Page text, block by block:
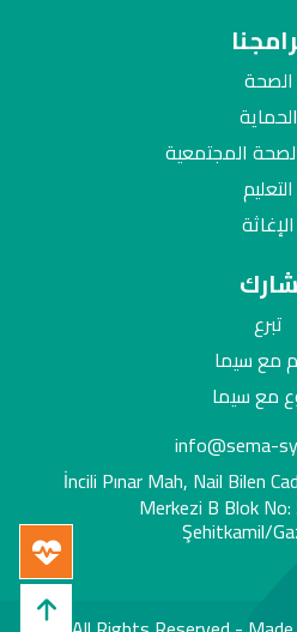
info@sema-
İncili Pınar Mah, Nail Bilen
Merkezi B Blok
Şehitkamil/
الصحة
الحماية
المجتمعية
التعليم
الإغاثة
شارك
تبرع
مع سيما
مع سيما